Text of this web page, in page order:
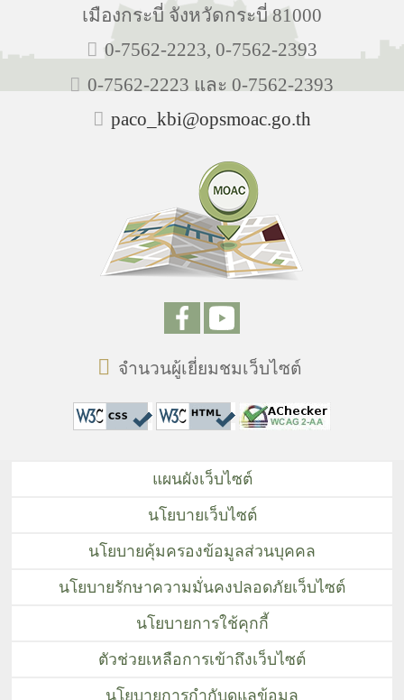
เมืองกระบี่ จังหวัดกระบี่ 81000
0-7562-2223, 0-7562-2393
0-7562-2223 และ 0-7562-2393
paco_kbi@opsmoac.go.th
จำนวนผู้เยี่ยมชมเว็บไซต์
แผนผังเว็บไซต์
นโยบายเว็บไซต์
นโยบายคุ้มครองข้อมูลส่วนบุคคล
นโยบายรักษาความมั่นคงปลอดภัยเว็บไซต์
นโยบายการใช้คุกกี้
ตัวช่วยเหลือการเข้าถึงเว็บไซต์
นโยบายการกำกับดูแลข้อมูล